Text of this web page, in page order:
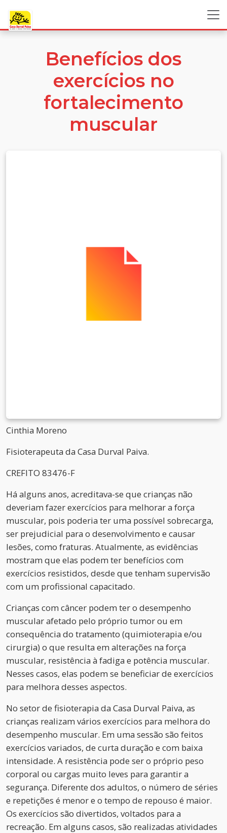
Benefícios dos
exercícios no
fortalecimento
muscular
Cinthia Moreno
Fisioterapeuta da Casa Durval Paiva.
CREFITO 83476-F
Há alguns anos, acreditava-se que crianças não
deveriam fazer exercícios para melhorar a força
muscular, pois poderia ter uma possível sobrecarga,
ser prejudicial para o desenvolvimento e causar
lesões, como fraturas. Atualmente, as evidências
mostram que elas podem ter benefícios com
exercícios resistidos, desde que tenham supervisão
com um profissional capacitado.
Crianças com câncer podem ter o desempenho
muscular afetado pelo próprio tumor ou em
consequência do tratamento (quimioterapia e/ou
cirurgia) o que resulta em alterações na força
muscular, resistência à fadiga e potência muscular.
Nesses casos, elas podem se beneficiar de exercícios
para melhora desses aspectos.
No setor de fisioterapia da Casa Durval Paiva, as
crianças realizam vários exercícios para melhora do
desempenho muscular. Em uma sessão são feitos
exercícios variados, de curta duração e com baixa
intensidade. A resistência pode ser o próprio peso
corporal ou cargas muito leves para garantir a
segurança. Diferente dos adultos, o número de séries
e repetições é menor e o tempo de repouso é maior.
Os exercícios são divertidos, voltados para a
recreação. Em alguns casos, são realizadas atividades